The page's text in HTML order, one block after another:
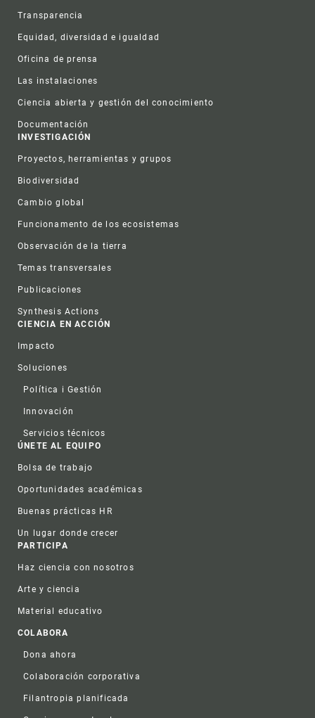
Transparencia
Equidad, diversidad e igualdad
Oficina de prensa
Las instalaciones
Ciencia abierta y gestión del conocimiento
Documentación
INVESTIGACIÓN
Proyectos, herramientas y grupos
Biodiversidad
Cambio global
Funcionamento de los ecosistemas
Observación de la tierra
Temas transversales
Publicaciones
Synthesis Actions
CIENCIA EN ACCIÓN
Impacto
Soluciones
Política i Gestión
Innovación
Servicios técnicos
ÚNETE AL EQUIPO
Bolsa de trabajo
Oportunidades académicas
Buenas prácticas HR
Un lugar donde crecer
PARTICIPA
Haz ciencia con nosotros
Arte y ciencia
Material educativo
COLABORA
Dona ahora
Colaboración corporativa
Filantropia planificada